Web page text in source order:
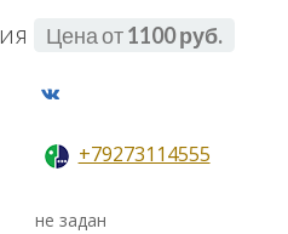
Цена от1100 руб.
+79273114555
не задан